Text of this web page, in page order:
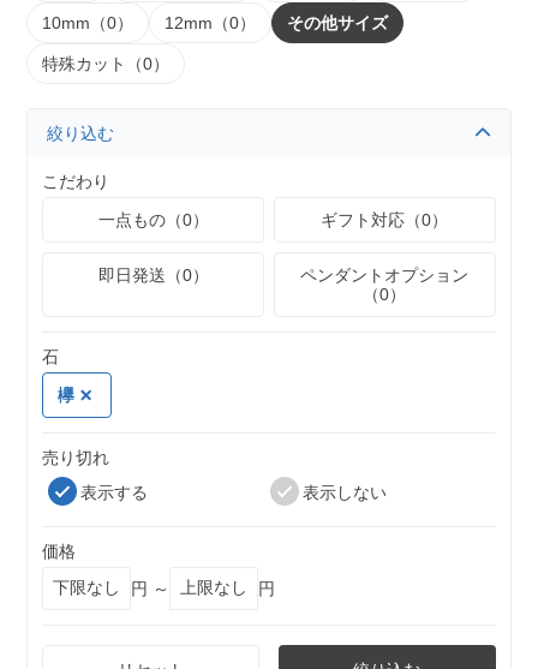
10mm（0） 12mm（0） その他サイズ
特殊カット（0）
絞り込む
こだわり
一点もの（0）
ギフト対応（0）
即日発送（0）
ペンダントオプション
（0）
石
欅
売り切れ
表示する
表示しない
価格
円 ～
円